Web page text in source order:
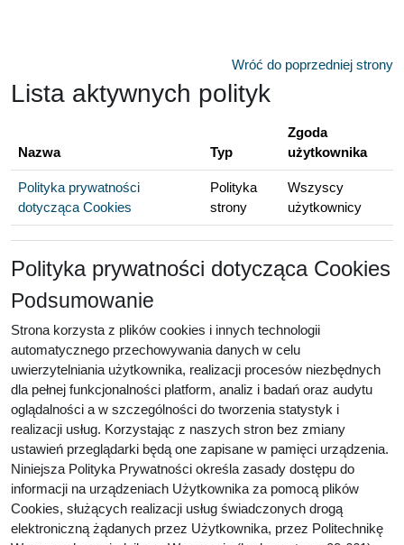
Wróć do poprzedniej strony
Lista aktywnych polityk
Nazwa Typ
Zgoda
użytkownika
Polityka prywatności
dotycząca Cookies
Polityka
strony
Wszyscy
użytkownicy
Polityka prywatności dotycząca Cookies
Podsumowanie
Strona korzysta z plików cookies i innych technologii
automatycznego przechowywania danych w celu
uwierzytelniania użytkownika, realizacji procesów niezbędnych
dla pełnej funkcjonalności platform, analiz i badań oraz audytu
oglądalności a w szczególności do tworzenia statystyk i
realizacji usług. Korzystając z naszych stron bez zmiany
ustawień przeglądarki będą one zapisane w pamięci urządzenia.
Niniejsza Polityka Prywatności określa zasady dostępu do
informacji na urządzeniach Użytkownika za pomocą plików
Cookies, służących realizacji usług świadczonych drogą
elektroniczną żądanych przez Użytkownika, przez Politechnikę